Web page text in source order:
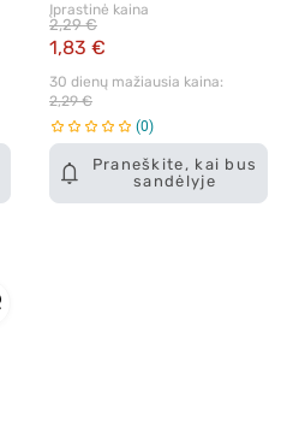
Praneškite, kai bus
sandėlyje
Įprastinė kaina
1,83 €
2,29 €
30 dienų mažiausia kaina:
2,29 €
0